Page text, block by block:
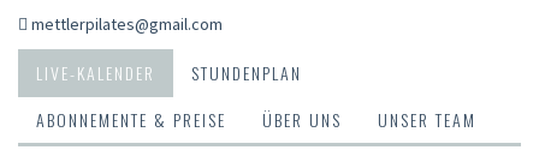
mettlerpilates@gmail.com
LIVE-KALENDER
STUNDENPLAN
ABONNEMENTE & PREISE
ÜBER UNS UNSER TEAM